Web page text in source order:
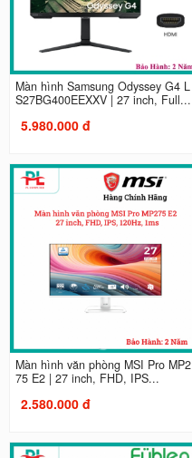
Màn hình Samsung Odyssey G4 L
S27BG400EEXXV | 27 inch, Full...
5.980.000 đ
Màn hình văn phòng MSI Pro MP2
75 E2 | 27 inch, FHD, IPS...
2.580.000 đ